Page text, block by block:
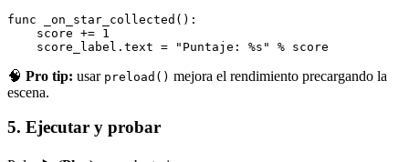
func _on_star_collected():
    score += 1
    score_label.text = "Puntaje: %s" % score
🧠 Pro tip: usar preload() mejora el rendimiento precargando la
escena.
5. Ejecutar y probar